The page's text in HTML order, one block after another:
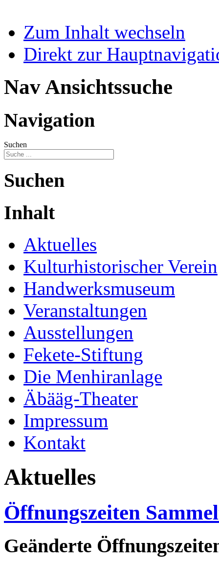
Zum Inhalt wechseln
Direkt zur
Nav Ansichtssuche
Navigation
Suchen
Suchen
Inhalt
Aktuelles
Kulturhistorischer Verein
Handwerksmuseum
Veranstaltungen
Ausstellungen
Fekete-Stiftung
Die Menhiranlage
Äbääg-Theater
Impressum
Kontakt
Aktuelles
Öffnungszeiten
Geänderte